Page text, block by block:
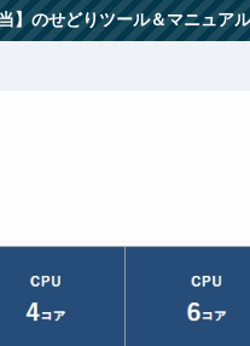
】のせどりツール＆マニュア